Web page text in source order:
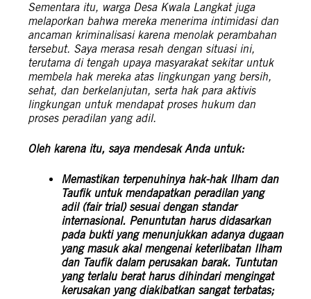
Sementara itu, warga Desa Kwala Langkat juga
melaporkan bahwa mereka menerima intimidasi dan
ancaman kriminalisasi karena menolak perambahan
tersebut. Saya merasa resah dengan situasi ini,
terutama di tengah upaya masyarakat sekitar untuk
membela hak mereka atas lingkungan yang bersih,
sehat, dan berkelanjutan, serta hak para aktivis
lingkungan untuk mendapat proses hukum dan
proses peradilan yang adil.
Oleh karena itu, saya mendesak Anda untuk:
Memastikan terpenuhinya hak-hak Ilham dan
Taufik untuk mendapatkan peradilan yang
adil (fair trial) sesuai dengan standar
internasional. Penuntutan harus didasarkan
pada bukti yang menunjukkan adanya dugaan
yang masuk akal mengenai keterlibatan Ilham
dan Taufik dalam perusakan barak. Tuntutan
yang terlalu berat harus dihindari mengingat
kerusakan yang diakibatkan sangat terbatas;